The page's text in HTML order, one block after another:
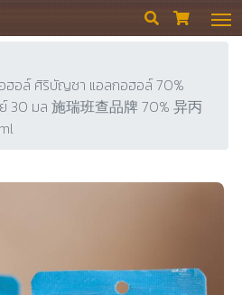
 
ฮอล์ ศิริบัญชา แอลกอฮอล์ 70%
30 มล 施瑞班查品牌 70% 异丙